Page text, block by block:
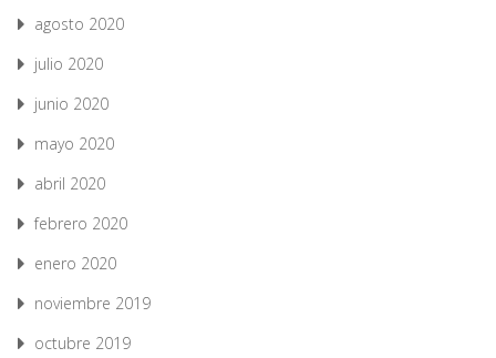
agosto 2020
julio 2020
junio 2020
mayo 2020
abril 2020
febrero 2020
enero 2020
noviembre 2019
octubre 2019